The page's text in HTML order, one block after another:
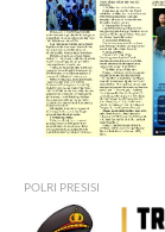
POLRI PRESISI